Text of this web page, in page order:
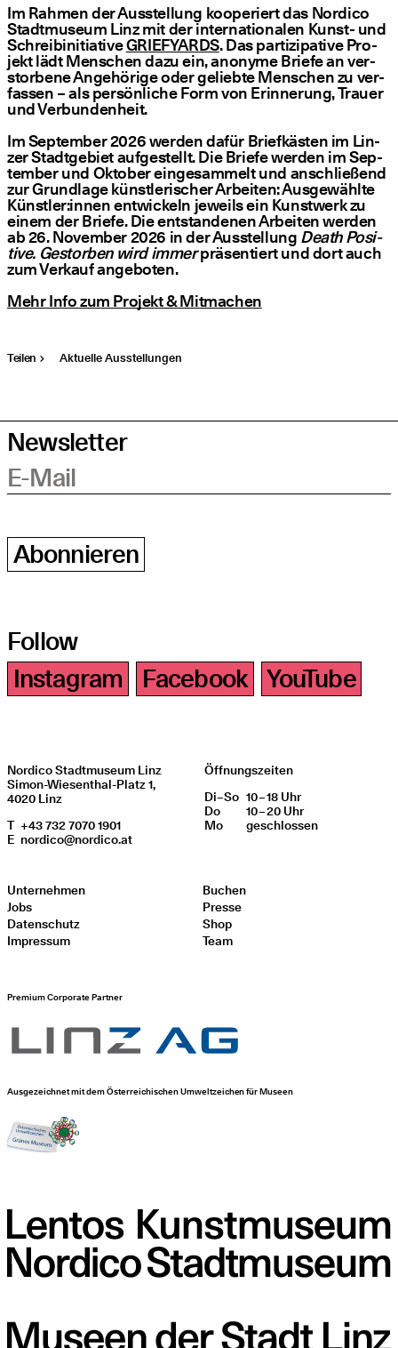
Im Rah­men der Aus­stel­lung koope­riert das Nordico
Stadt­mu­se­um Linz mit der inter­na­tio­na­len Kunst- und
Schreib­initia­ti­veGRIE­F­YARDS. Das par­ti­zi­pa­ti­ve Pro­
jekt lädt Men­schen dazu ein, anony­me Brie­fe an ver­
stor­be­ne Ange­hö­ri­ge oder gelieb­te Men­schen zu ver­
fas­sen – als per­sön­li­che Form von Erin­ne­rung, Trau­er
und Ver­bun­den­heit.
Im Sep­tem­ber 2026 wer­den dafür Brief­käs­ten im Lin­
zer Stadt­ge­biet auf­ge­stellt. Die Brie­fe wer­den im Sep­
tem­ber und Okto­ber ein­ge­sam­melt und anschlie­ßend
zur Grund­la­ge künst­le­ri­scher Arbei­ten: Aus­ge­wähl­te
Künstler:innen ent­wi­ckeln jeweils ein Kunst­werk zu
einem der Brie­fe. Die ent­stan­de­nen Arbei­ten wer­den
ab 26. Novem­ber 2026 in der Aus­stel­lung Death Posi­
ti­ve. Gestor­ben wird immerprä­sen­tiert und dort auch
zum Ver­kauf ange­bo­ten.
Mehr Info zum Pro­jekt & Mitmachen
Teilen Aktuelle Ausstellungen
Newsletter
E-Mail
Abonnieren
Follow
Instagram
Facebook YouTube
Nordico Stadtmuseum Linz
Simon-Wiesenthal-Platz 1,
4020 Linz
T +43 732 7070 1901
E nordico@nordico.at
Öffnungszeiten
WochentagÖffnungszeiten
Di–So 10 – 18 Uhr
Do
10 – 20 Uhr
Mo
geschlos­sen
Unternehmen
Jobs
Datenschutz
Impressum
Buchen
Presse
Shop
Team
Premium Corporate Partner
Ausgezeichnet mit dem Österreichischen Umweltzeichen für Museen